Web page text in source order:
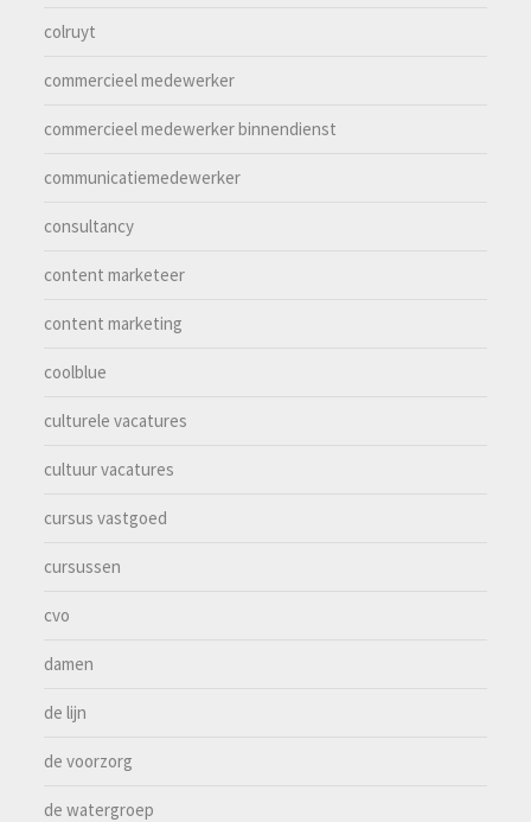
colruyt
commercieel medewerker
commercieel medewerker binnendienst
communicatiemedewerker
consultancy
content marketeer
content marketing
coolblue
culturele vacatures
cultuur vacatures
cursus vastgoed
cursussen
cvo
damen
de lijn
de voorzorg
de watergroep